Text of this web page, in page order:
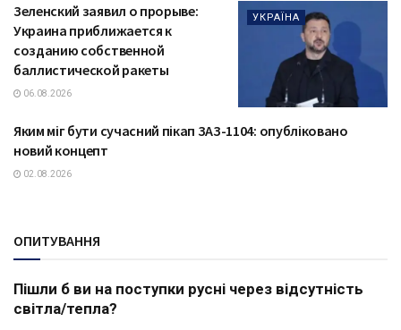
УКРАЇНА
Зеленский заявил о прорыве:
Украина приближается к
созданию собственной
баллистической ракеты
06.08.2026
ТЕХНОЛОГІЇ
Яким міг бути сучасний пікап ЗАЗ-1104: опубліковано
новий концепт
02.08.2026
ОПИТУВАННЯ
Пішли б ви на поступки русні через відсутність
світла/тепла?